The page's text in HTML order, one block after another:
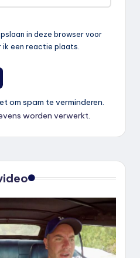
in deze browser voor
ik een reactie plaats.
om spam te verminderen.
worden verwerkt.